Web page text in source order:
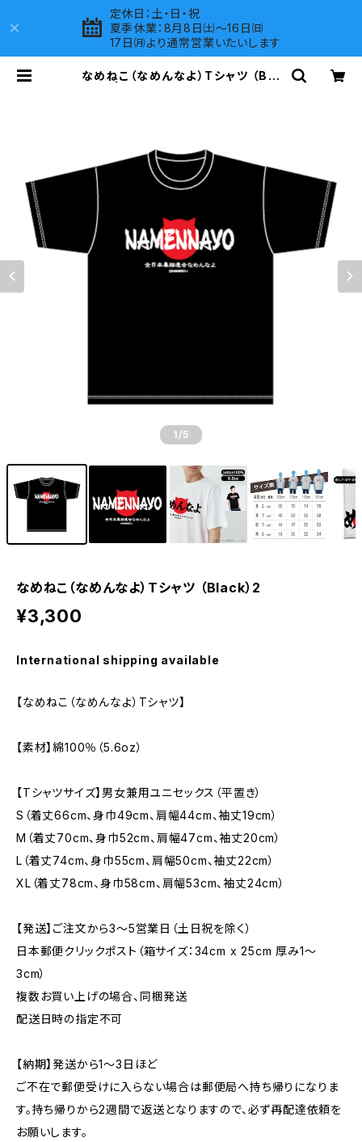
定休日：土・日・祝
夏季休業：8月8日㈯～16日㈰
17日㈪より通常営業いたいします
なめねこ（なめんなよ）Tシャツ （Bla
1 /5
なめねこ（なめんなよ）Tシャツ （Black）2
¥3,300
International shipping available
【なめねこ（なめんなよ）Tシャツ】
【素材】綿100％（5.6oz）
【Tシャツサイズ】男女兼用ユニセックス（平置き）
S（着丈66cm、身巾49cm、肩幅44cm、袖丈19cm）
M（着丈70cm、身巾52cm、肩幅47cm、袖丈20cm）
L（着丈74cm、身巾55cm、肩幅50cm、袖丈22cm）
XL（着丈78cm、身巾58cm、肩幅53cm、袖丈24cm）
【発送】ご注文から3〜5営業日（土日祝を除く）
日本郵便クリックポスト（箱サイズ：34cm x 25cm 厚み1〜
3cm）
複数お買い上げの場合、同梱発送
配送日時の指定不可
【納期】発送から1〜3日ほど
ご不在で郵便受けに入らない場合は郵便局へ持ち帰りになりま
す。持ち帰りから2週間で返送となりますので、必ず再配達依頼を
お願いします。